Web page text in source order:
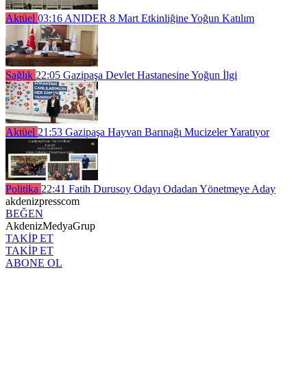
Aktüel 03:16 ANIDER 8 Mart Etkinliğine Yoğun Katılım
Sağlık 22:05 Gazipaşa Devlet Hastanesine Yoğun İlgi
Aktüel 21:53 Gazipaşa Hayvan Barınağı Mucizeler Yaratıyor
Politika 22:41 Fatih Durusoy Odayı Odadan Yönetmeye Aday
akdenizpresscom
BEĞEN
AkdenizMedyaGrup
TAKİP ET
TAKİP ET
ABONE OL